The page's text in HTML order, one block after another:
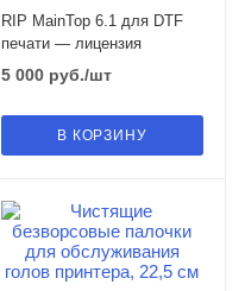
RIP MainTop 6.1 для DTF
печати — лицензия
5 000руб./шт
В КОРЗИНУ